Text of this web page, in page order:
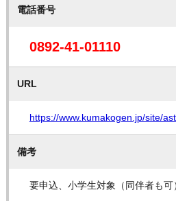
電話番号
0892-41-01110
URL
https://www.kumakogen.jp/site/
備考
要申込、小学生対象（同伴者も可